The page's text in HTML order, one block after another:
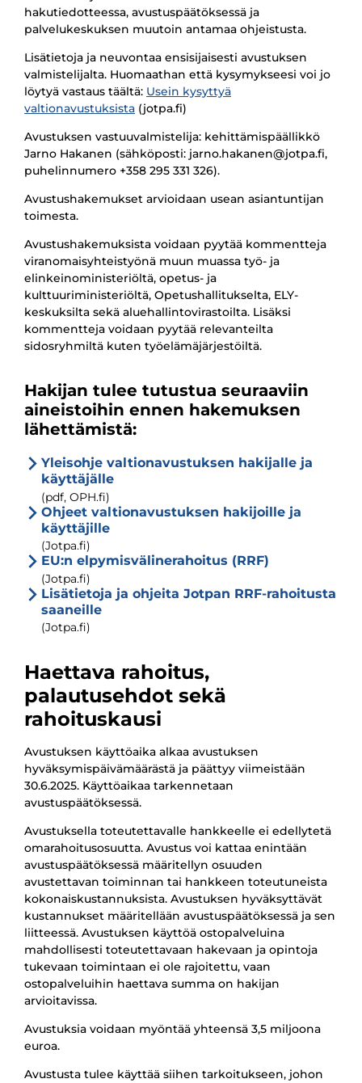
hakutiedotteessa, avustuspäätöksessä ja
palvelukeskuksen muutoin antamaa ohjeistusta.
Lisätietoja ja neuvontaa ensisijaisesti avustuksen
valmistelijalta. Huomaathan että kysymykseesi voi jo
löytyä vastaus täältä: Usein kysyttyä
valtionavustuksista (jotpa.fi)
Avustuksen vastuuvalmistelija: kehittämispäällikkö
Jarno Hakanen (sähköposti: jarno.hakanen@jotpa.fi,
puhelinnumero +358 295 331 326).
Avustushakemukset arvioidaan usean asiantuntijan
toimesta.
Avustushakemuksista voidaan pyytää kommentteja
viranomaisyhteistyönä muun muassa työ- ja
elinkeinoministeriöltä, opetus- ja
kulttuuriministeriöltä, Opetushallitukselta, ELY-
keskuksilta sekä aluehallintovirastoilta. Lisäksi
kommentteja voidaan pyytää relevanteilta
sidosryhmiltä kuten työelämäjärjestöiltä.
Hakijan tulee tutustua seuraaviin
aineistoihin ennen hakemuksen
lähettämistä:
Yleisohje valtionavustuksen hakijalle ja
käyttäjälle
(pdf, OPH.fi)
Ohjeet valtionavustuksen hakijoille ja
käyttäjille
(Jotpa.fi)
EU:n elpymisvälinerahoitus (RRF)
(Jotpa.fi)
Lisätietoja ja ohjeita Jotpan RRF-rahoitusta
saaneille
(Jotpa.fi)
Haettava rahoitus,
palautusehdot sekä
rahoituskausi
Avustuksen käyttöaika alkaa avustuksen
hyväksymispäivämäärästä ja päättyy viimeistään
30.6.2025. Käyttöaikaa tarkennetaan
avustuspäätöksessä.
Avustuksella toteutettavalle hankkeelle ei edellytetä
omarahoitusosuutta. Avustus voi kattaa enintään
avustuspäätöksessä määritellyn osuuden
avustettavan toiminnan tai hankkeen toteutuneista
kokonaiskustannuksista. Avustuksen hyväksyttävät
kustannukset määritellään avustuspäätöksessä ja sen
liitteessä. Avustuksen käyttöä ostopalveluina
mahdollisesti toteutettavaan hakevaan ja opintoja
tukevaan toimintaan ei ole rajoitettu, vaan
ostopalveluihin haettava summa on hakijan
arvioitavissa.
Avustuksia voidaan myöntää yhteensä 3,5 miljoona
euroa.
Avustusta tulee käyttää siihen tarkoitukseen, johon